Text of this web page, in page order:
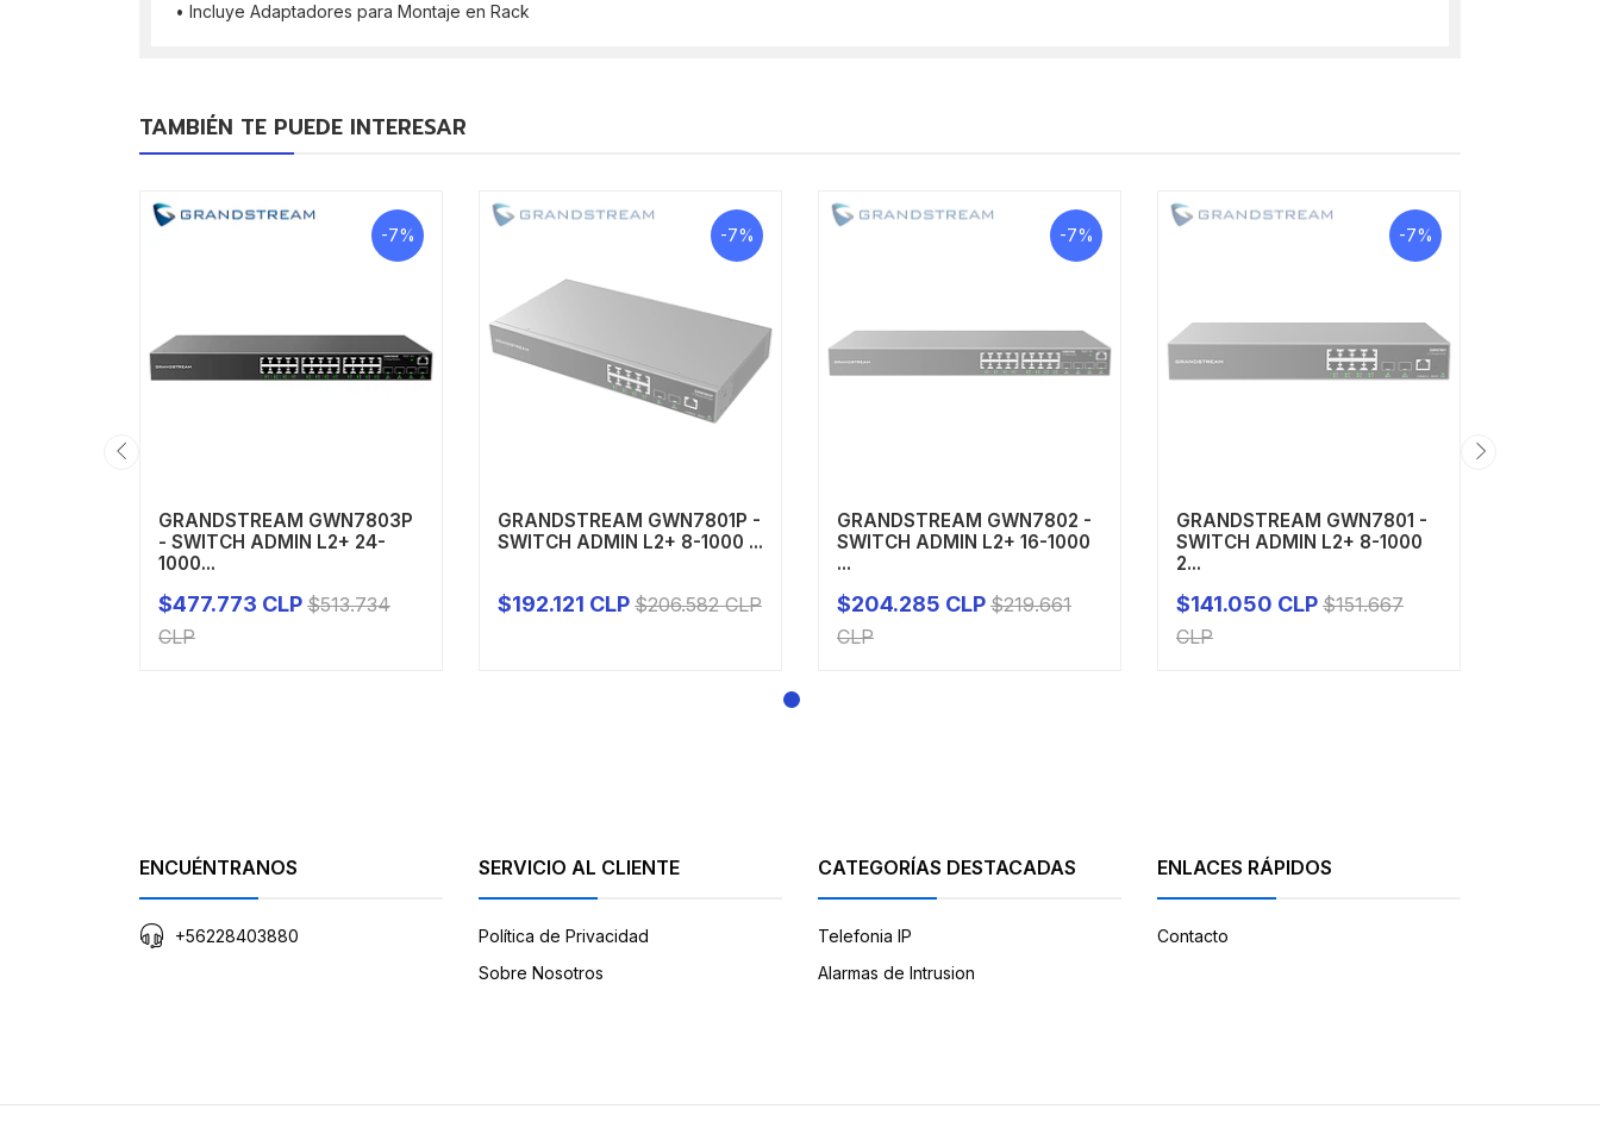
• Incluye Adaptadores para Montaje en Rack
TAMBIÉN TE PUEDE INTERESAR
-7%
GRANDSTREAM GWN7803P
- SWITCH ADMIN L2+ 24-
1000...
+
-
$477.773 CLP $513.734
CLP
-7%
GRANDSTREAM GWN7801P -
SWITCH ADMIN L2+ 8-1000 ...
PRODUCTO A PEDIDO
$192.121 CLP $206.582 CLP
-7%
GRANDSTREAM GWN7802 -
SWITCH ADMIN L2+ 16-1000
...
PRODUCTO A PEDIDO
$204.285 CLP $219.661
CLP
-7%
GRANDSTREAM GWN7801 -
SWITCH ADMIN L2+ 8-1000
2...
PRODUCTO A PEDIDO
$141.050 CLP $151.667
CLP
ENCUÉNTRANOS
+56228403880
SERVICIO AL CLIENTE
Política de Privacidad
Sobre Nosotros
CATEGORÍAS DESTACADAS
Telefonia IP
Alarmas de Intrusion
ENLACES RÁPIDOS
Contacto